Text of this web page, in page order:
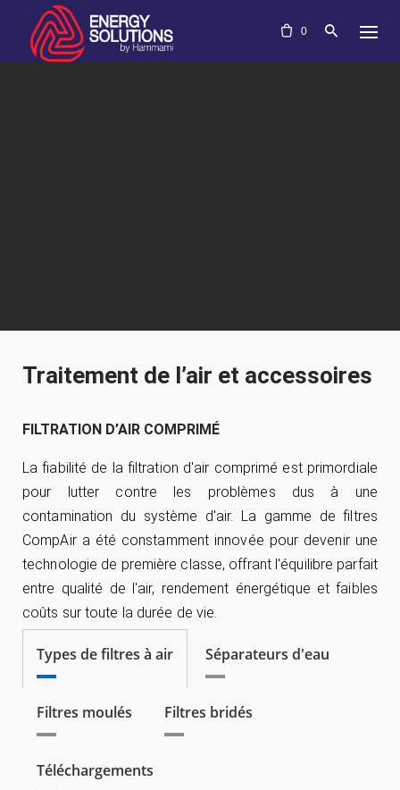
content
0
Traitement de l’air et accessoires
FILTRATION D’AIR COMPRIMÉ
La fiabilité de la filtration d'air comprimé est primordiale
pour lutter contre les problèmes dus à une
contamination du système d'air. La gamme de filtres
CompAir a été constamment innovée pour devenir une
technologie de première classe, offrant l'équilibre parfait
entre qualité de l'air, rendement énergétique et faibles
coûts sur toute la durée de vie.
Types de filtres à air Séparateurs d'eau
Filtres moulés Filtres bridés
Téléchargements